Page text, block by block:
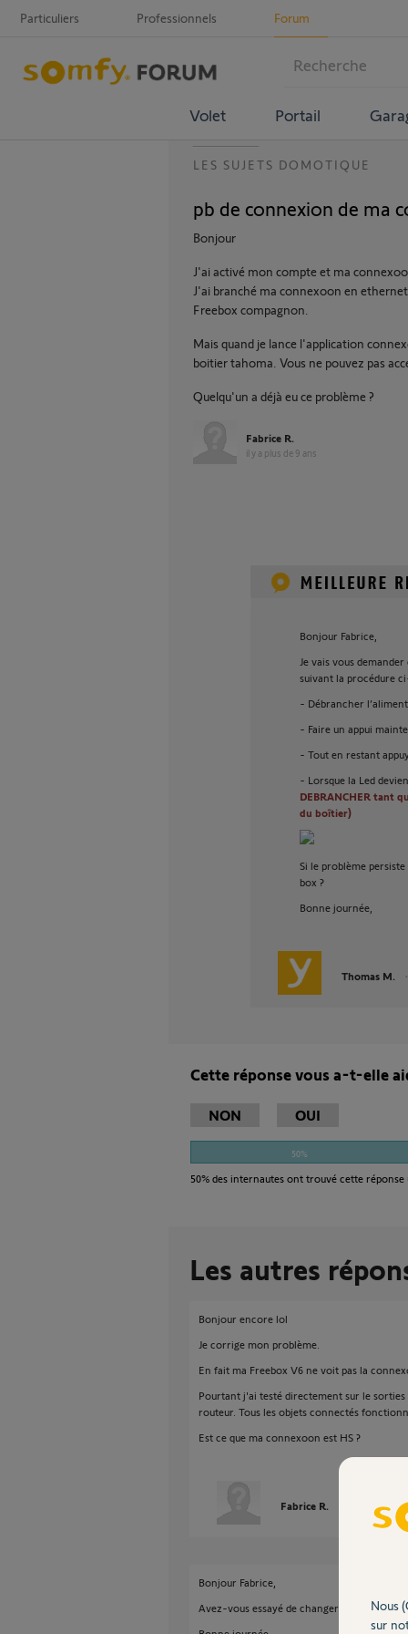
Particuliers Professionnels Forum
Volet Portail
LES SUJETS DOMOTIQUE
pb de connexion de ma
Bonjour
J'ai activé mon compte et ma
J'ai branché ma connexoon en
Freebox compagnon.
Mais quand je lance l'application
boitier tahoma. Vous ne pouvez pas
Quelqu'un a déjà eu ce problème ?
Fabrice R.
il y a plus de 9 ans
Bonjour Fabrice,
Je vais vous
suivant la procédure
- Débrancher
- Faire un appui
- Tout en restant
- Lorsque la Led
DEBRANCHER tant
du boîtier)
Si le problème
box ?
Bonne journée,
Thomas M.
Cette réponse vous a-t-elle
NON OUI
50%
50% des internautes ont trouvé cette réponse
Les autres
Bonjour encore lol
Je corrige mon problème.
En fait ma Freebox V6 ne voit pas la
Pourtant j'ai testé directement sur le
routeur. Tous les objets connectés
Est ce que ma connexoon est HS ?
Fabrice R. il y a plus de 9
Bonjour Fabrice,
Avez-vous essayé de changer le câbleNous
sur